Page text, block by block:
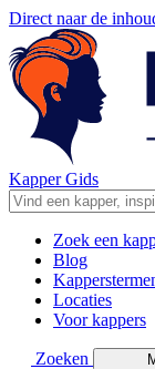
Direct naar de
Kapper Gids
Zoek een
Blog
Locaties
Voor kappers
Zoeken